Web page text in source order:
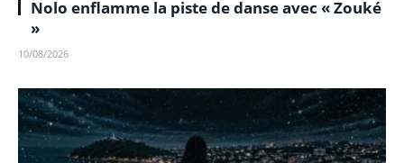
Nolo enflamme la piste de danse avec « Zouké
»
10/08/2026